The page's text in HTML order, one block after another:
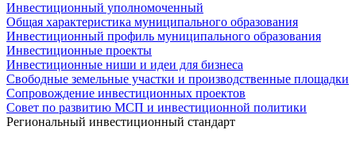
Инвестиционный уполномоченный
Общая характеристика муниципального образования
Инвестиционный профиль муниципального образования
Инвестиционные проекты
Инвестиционные ниши и идеи для бизнеса
Свободные земельные участки и производственные площадки
Сопровождение инвестиционных проектов
Совет по развитию МСП и инвестиционной политики
Региональный инвестиционный стандарт